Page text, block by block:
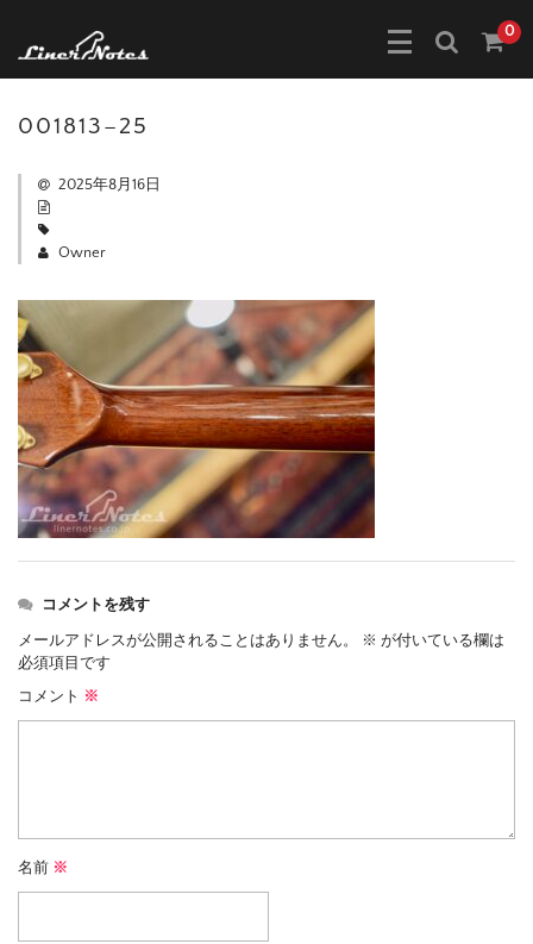
0
001813–25
2025年8月16日
Owner
コメントを残す
メールアドレスが公開されることはありません。 ※ が付いている欄は
必須項目です
コメント ※
名前 ※